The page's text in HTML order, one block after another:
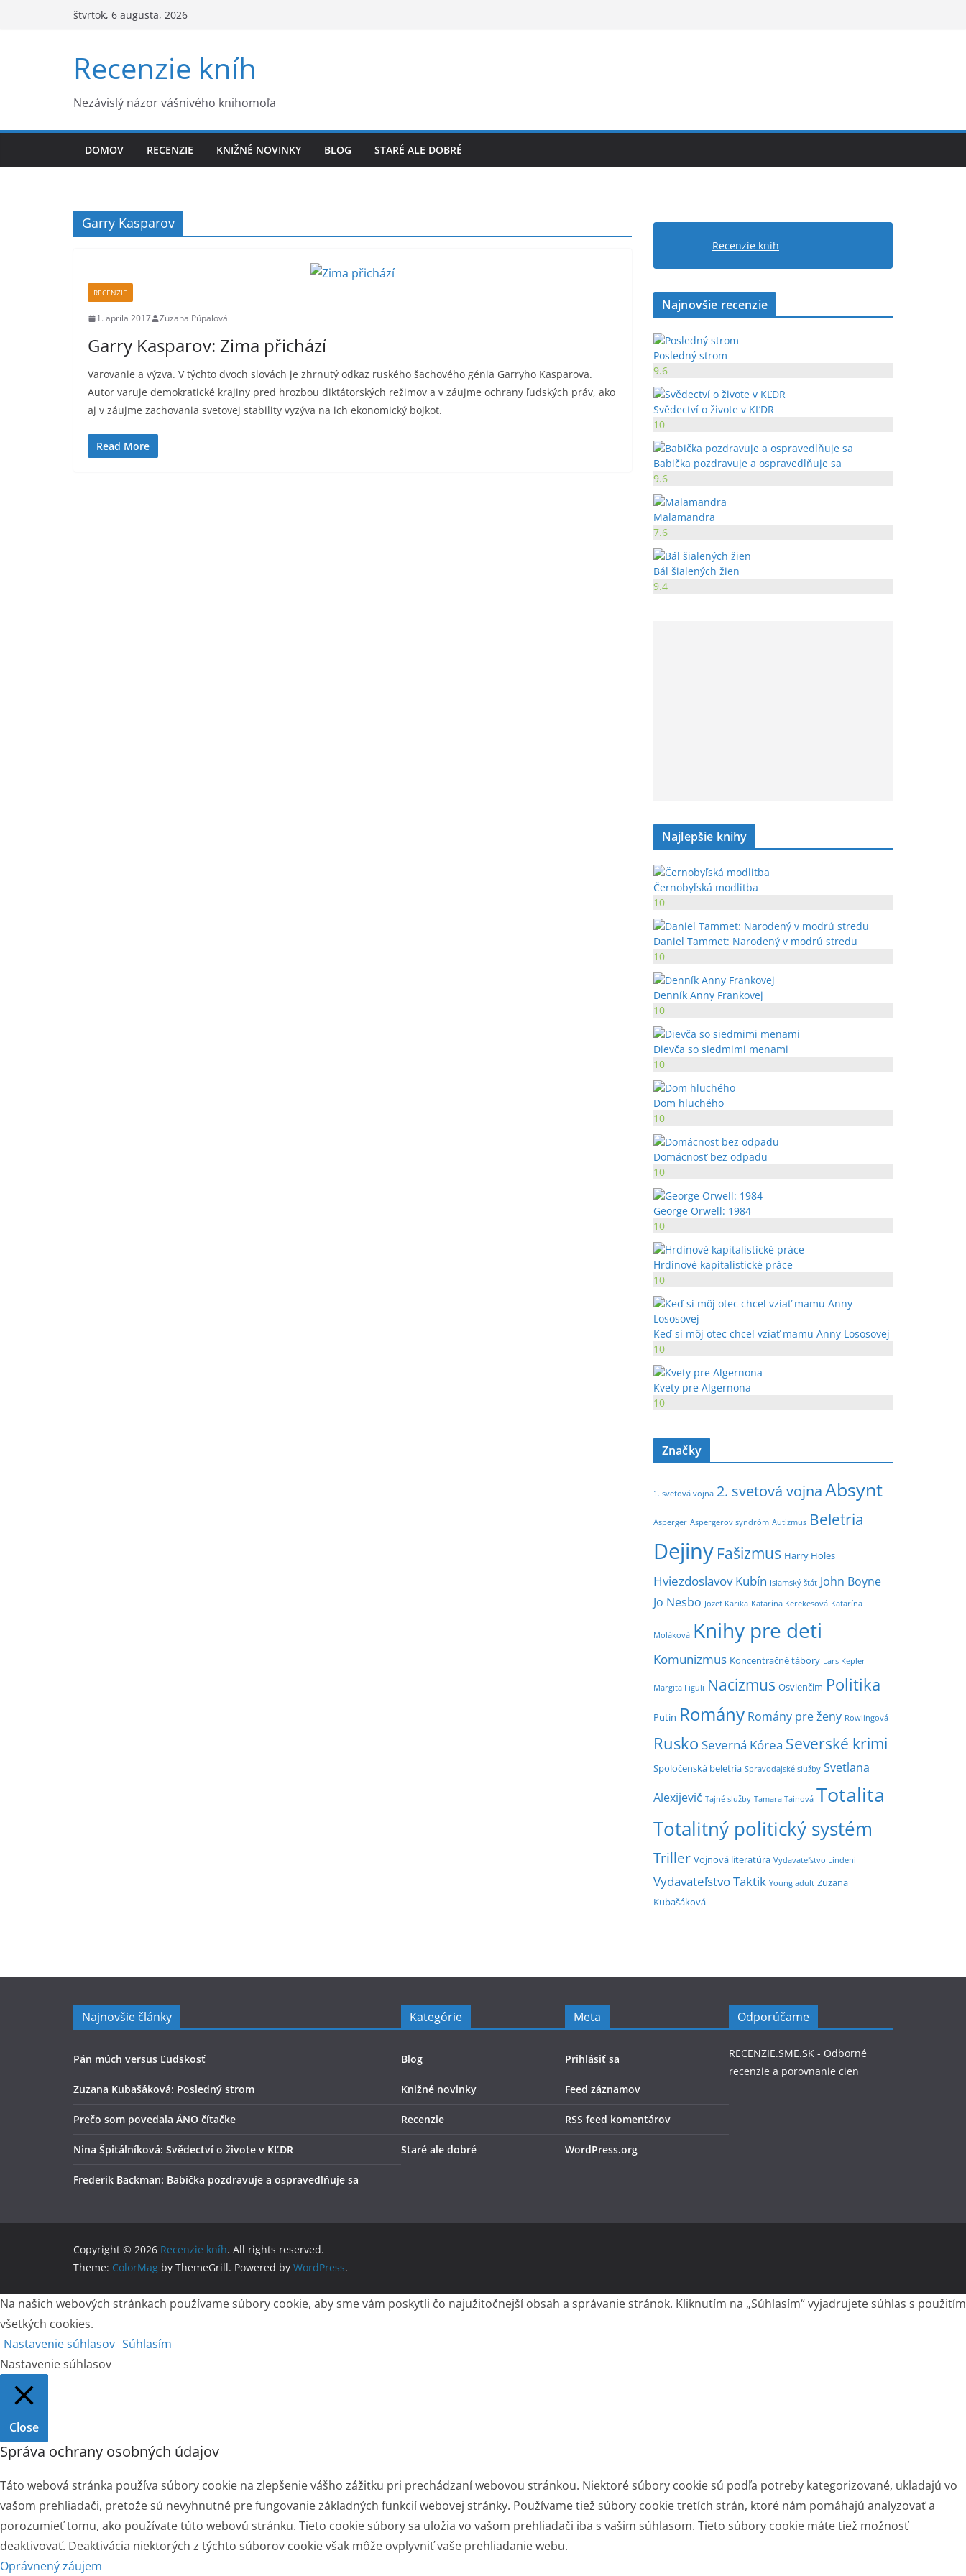
štvrtok, 6 augusta, 2026
Recenzie kníh
Nezávislý názor vášnivého knihomoľa
DOMOV RECENZIE KNIŽNÉ NOVINKY BLOG STARÉ ALE DOBRÉ
Garry Kasparov
RECENZIE
1. apríla 2017 Zuzana Púpalová
Garry Kasparov: Zima přichází
Varovanie a výzva. V týchto dvoch slovách je zhrnutý odkaz ruského šachového génia Garryho Kasparova.
Autor varuje demokratické krajiny pred hrozbou diktátorských režimov a v záujme ochrany ľudských práv, ako
aj v záujme zachovania svetovej stability vyzýva na ich ekonomický bojkot.
Read More
Recenzie kníh
Najnovšie recenzie
Posledný strom
9.6
Svědectví o živote v KĽDR
10
Babička pozdravuje a ospravedlňuje sa
9.6
Malamandra
7.6
Bál šialených žien
9.4
Najlepšie knihy
Černobyľská modlitba
10
Daniel Tammet: Narodený v modrú stredu
10
Denník Anny Frankovej
10
Dievča so siedmimi menami
10
Dom hluchého
10
Domácnosť bez odpadu
10
George Orwell: 1984
10
Hrdinové kapitalistické práce
10
Keď si môj otec chcel vziať mamu Anny Lososovej
10
Kvety pre Algernona
10
Značky
1. svetová vojna 2. svetová vojnaAbsynt
Asperger Aspergerov syndróm Autizmus Beletria
Dejiny Fašizmus Harry Holes
Hviezdoslavov Kubín Islamský štát John Boyne
Jo Nesbo Jozef Karika Katarína Kerekesová Katarína
Moláková Knihy pre deti
Komunizmus Koncentračné tábory Lars Kepler
Margita Figuli Nacizmus Osvienčim Politika
Putin Romány Romány pre ženy Rowlingová
Rusko Severná Kórea Severské krimi
Spoločenská beletria Spravodajské služby Svetlana
Alexijevič Tajné služby Tamara Tainová Totalita
Totalitný politický systém
Triller Vojnová literatúra Vydavateľstvo Lindeni
Vydavateľstvo Taktik Young adult Zuzana
Kubašáková
Najnovšie články
Pán múch versus Ľudskosť
Zuzana Kubašáková: Posledný strom
Prečo som povedala ÁNO čítačke
Nina Špitálníková: Svědectví o živote v KĽDR
Frederik Backman: Babička pozdravuje a ospravedlňuje sa
Kategórie
Blog
Knižné novinky
Recenzie
Staré ale dobré
Meta
Prihlásiť sa
Feed záznamov
RSS feed komentárov
WordPress.org
Odporúčame
RECENZIE.SME.SK - Odborné
recenzie a porovnanie cien
Copyright © 2026 Recenzie kníh. All rights reserved.
Theme: ColorMag by ThemeGrill. Powered by WordPress.
Na našich webových stránkach používame súbory cookie, aby sme vám poskytli čo najužitočnejší obsah a správanie stránok. Kliknutím na „Súhlasím“ vyjadrujete súhlas s použitím
všetkých cookies.
Nastavenie súhlasov Súhlasím
Nastavenie súhlasov
Close
Správa ochrany osobných údajov
Táto webová stránka používa súbory cookie na zlepšenie vášho zážitku pri prechádzaní webovou stránkou. Niektoré súbory cookie sú podľa potreby kategorizované, ukladajú vo
vašom prehliadači, pretože sú nevyhnutné pre fungovanie základných funkcií webovej stránky. Používame tiež súbory cookie tretích strán, ktoré nám pomáhajú analyzovať a
porozumieť tomu, ako používate túto webovú stránku. Tieto cookie súbory sa uložia vo vašom prehliadači iba s vašim súhlasom. Tieto súbory cookie máte tiež možnosť
deaktivovať. Deaktivácia niektorých z týchto súborov cookie však môže ovplyvniť vaše prehliadanie webu.
Oprávnený záujem